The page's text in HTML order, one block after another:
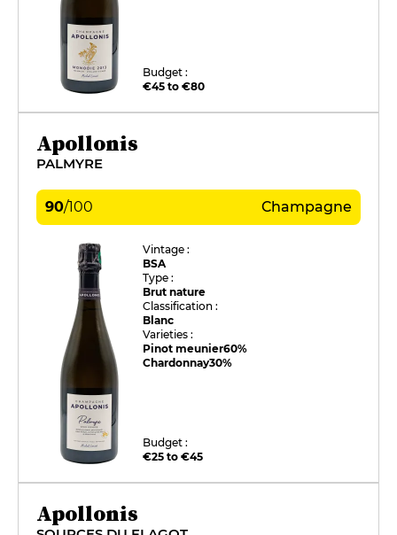
Budget :
€45 to €80
Apollonis
PALMYRE
90/100 Champagne
Vintage :
BSA
Type :
Brut nature
Classification :
Blanc
Varieties :
Pinot meunier60%
Chardonnay30%
Budget :
€25 to €45
Apollonis